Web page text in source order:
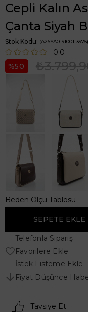
Cepli Kalın
Çanta Siyah
Stok Kodu (A26YA0191001-3975)
0.0
50
Beden Ölçü Tablosu
Telefonla Sipariş
Favorilere Ekle
İstek Listeme Ekle
Fiyat Düşünce
Tavsiye Et